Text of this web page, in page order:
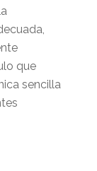
que
sencilla